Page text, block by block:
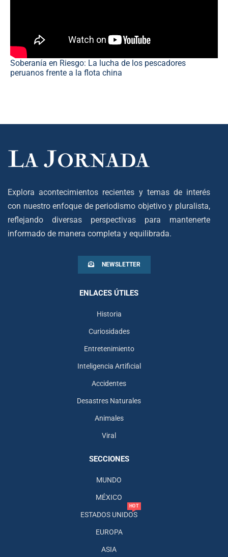
Soberanía en Riesgo: La lucha de los pescadores
peruanos frente a la flota china
Explora acontecimientos recientes y temas de interés
con nuestro enfoque de periodismo objetivo y pluralista,
reflejando diversas perspectivas para mantenerte
informado de manera completa y equilibrada.
NEWSLETTER
ENLACES ÚTILES
Historia
Curiosidades
Entretenimiento
Inteligencia Artificial
Accidentes
Desastres Naturales
Animales
Viral
SECCIONES
MUNDO
MÉXICO
ESTADOS UNIDOS
HOT
EUROPA
ASIA